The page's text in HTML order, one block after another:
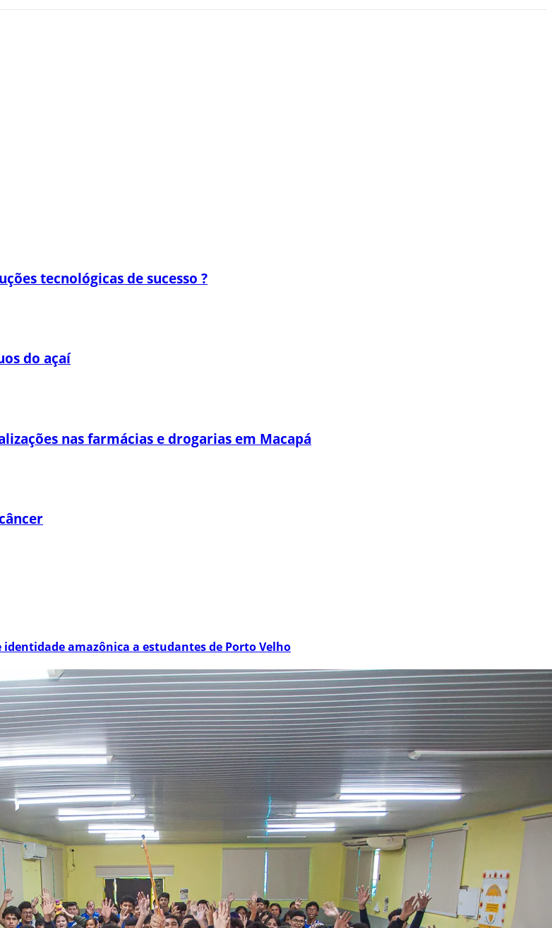
tecnológicas de sucesso ?
do açaí
nas farmácias e drogarias em Macapá
amazônica a estudantes de Porto Velho